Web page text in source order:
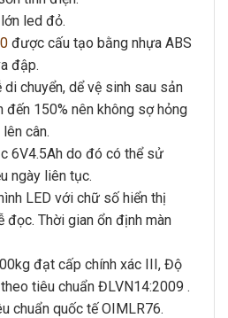
led đỏ.
được cấu tạo bằng nhựa ABS
đập.
di chuyển, dể vệ sinh sau sản
đến 150% nên không sợ hỏng
cân.
6V4.5Ah do đó có thể sử
ngày liên tục.
LED với chữ số hiển thị
đọc. Thời gian ổn định màn
đạt cấp chính xác III, Độ
tiêu chuẩn ĐLVN14:2009 .
chuẩn quốc tế OIMLR76.